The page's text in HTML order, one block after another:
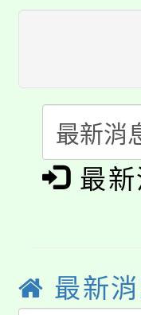
程，
心理
系所
轉知
縣市
門員
踴躍
桃園
要點
「桃
展演
115
義教
公告
生本
公告
最新
最新